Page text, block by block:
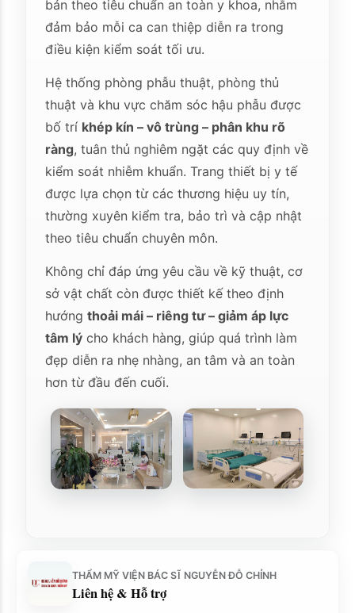
bản theo tiêu chuẩn an toàn y khoa, nhằm
đảm bảo mỗi ca can thiệp diễn ra trong
điều kiện kiểm soát tối ưu.
Hệ thống phòng phẫu thuật, phòng thủ
thuật và khu vực chăm sóc hậu phẫu được
bố trí khép kín – vô trùng – phân khu rõ
ràng, tuân thủ nghiêm ngặt các quy định về
kiểm soát nhiễm khuẩn. Trang thiết bị y tế
được lựa chọn từ các thương hiệu uy tín,
thường xuyên kiểm tra, bảo trì và cập nhật
theo tiêu chuẩn chuyên môn.
Không chỉ đáp ứng yêu cầu về kỹ thuật, cơ
sở vật chất còn được thiết kế theo định
hướngthoải mái – riêng tư – giảm áp lực
tâm lý cho khách hàng, giúp quá trình làm
đẹp diễn ra nhẹ nhàng, an tâm và an toàn
hơn từ đầu đến cuối.
THẨM MỸ VIỆN BÁC SĨ NGUYỄN ĐỖ CHỈNH
Liên hệ & Hỗ trợ